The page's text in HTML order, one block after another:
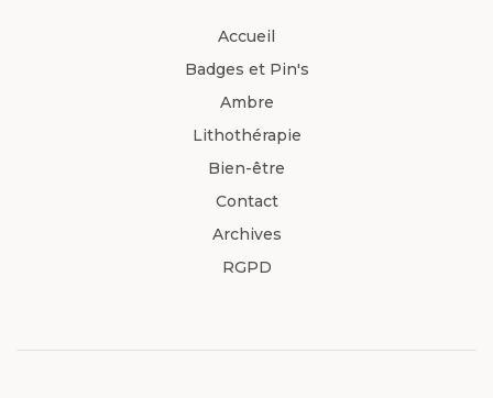
Accueil
Badges et Pin's
Ambre
Lithothérapie
Bien-être
Contact
Archives
RGPD